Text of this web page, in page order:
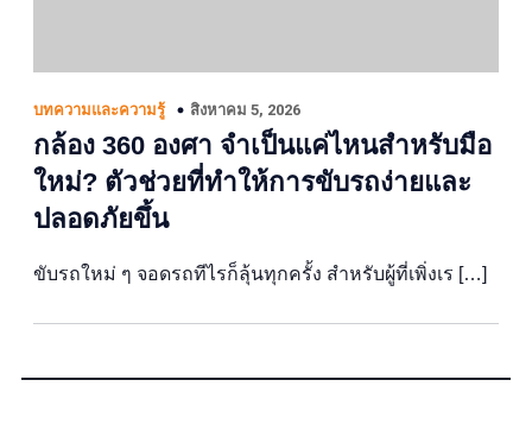
บทความและความรู้ สิงหาคม 5, 2026
กล้อง 360 องศา จำเป็นแค่ไหนสำหรับมือ
ใหม่? ตัวช่วยที่ทำให้การขับรถง่ายและ
ปลอดภัยขึ้น
ขับรถใหม่ ๆ จอดรถทีไรก็ลุ้นทุกครั้ง สำหรับผู้ที่เพิ่งเร […]